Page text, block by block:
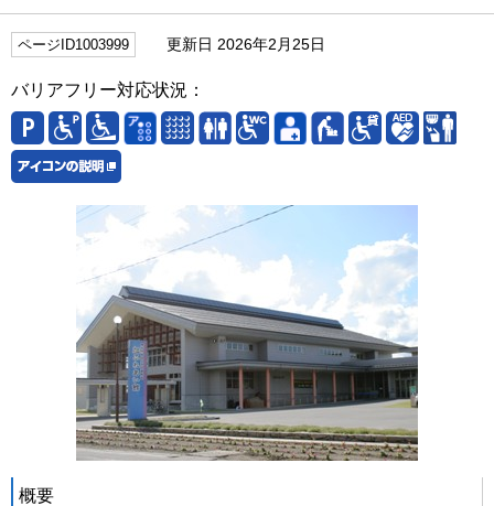
ページID1003999 更新日 2026年2月25日
バリアフリー対応状況：
概要